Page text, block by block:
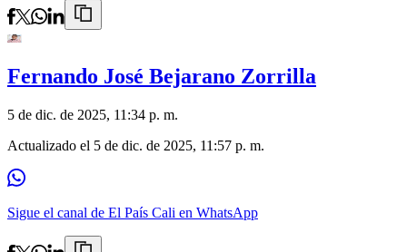
Fernando José Bejarano Zorrilla
5 de dic. de 2025, 11:34 p. m.
Actualizado el 5 de dic. de 2025, 11:57 p. m.
Sigue el canal de El País Cali en WhatsApp